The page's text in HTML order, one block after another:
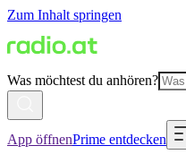
Zum Inhalt springen
Was möchtest du anhören?
App öffnenPrime entdecken